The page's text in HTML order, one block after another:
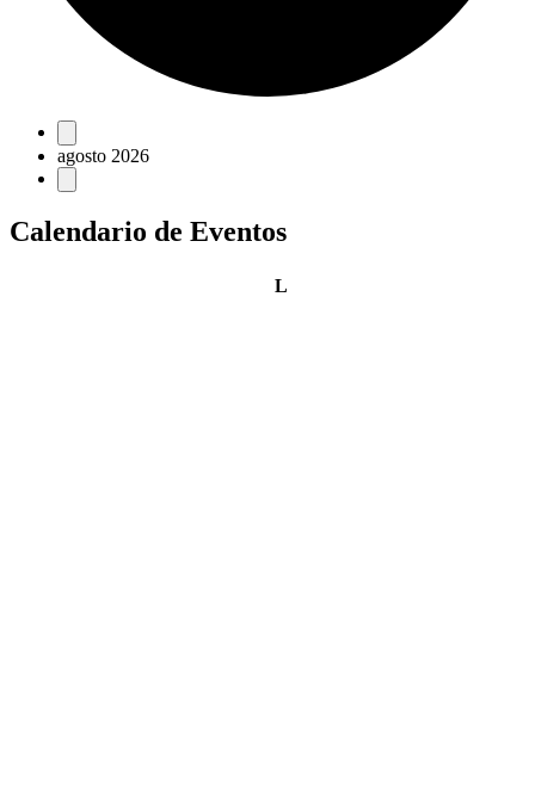
Eventos
agosto 2026
Calendario de Eventos
Llunes